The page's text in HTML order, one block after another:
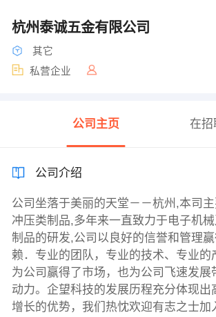
杭州泰诚五金有限公司
其它
私营企业
公司主页 在招
公司介绍
公司坐落于美丽的天堂－－杭州,本司
冲压类制品,多年来一直致力于电子机
制品的研发,公司以良好的信誉和管理
赖．专业的团队，专业的技术、专业的
为公司赢得了市场，也为公司飞速发展
动力。企望科技的发展历程充分体现出
增长的优势，我们热忱欢迎有志之士加